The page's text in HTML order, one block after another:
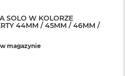
SOLO W KOLORZE
44MM / 45MM / 46MM /
magazynie